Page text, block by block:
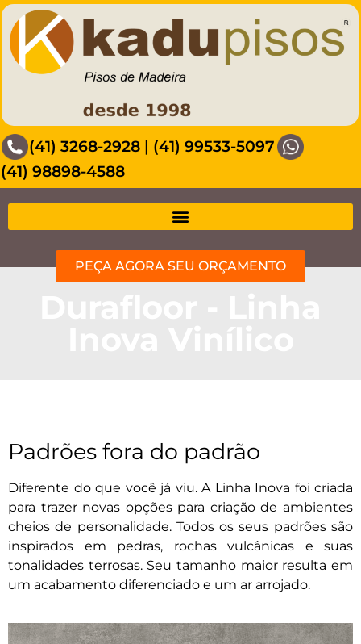
(41) 3268-2928 | (41) 99533-5097
(41) 98898-4588
PEÇA AGORA SEU ORÇAMENTO
Padrões fora do padrão
Diferente do que você já viu. A Linha Inova foi criada
para trazer novas opções para criação de ambientes
cheios de personalidade. Todos os seus padrões são
inspirados em pedras, rochas vulcânicas e suas
tonalidades terrosas. Seu tamanho maior resulta em
um acabamento diferenciado e um ar arrojado.